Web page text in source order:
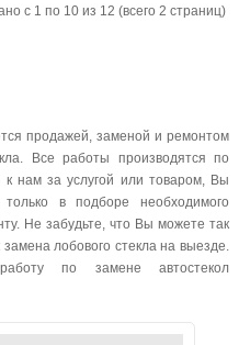
с 1 по 10 из 12 (всего 2 страниц)
продажей, заменой и ремонтом
Все работы производятся по
нам за услугой или товаром, Вы
в подборе необходимого
Не забудьте, что Вы можете так
лобового стекла на выезде.
по замене автостекол